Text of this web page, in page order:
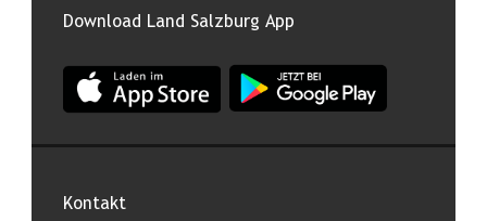
Download Land Salzburg App
App Land Salzburg im Apple App Store
App Land Salzburg im
Kontakt